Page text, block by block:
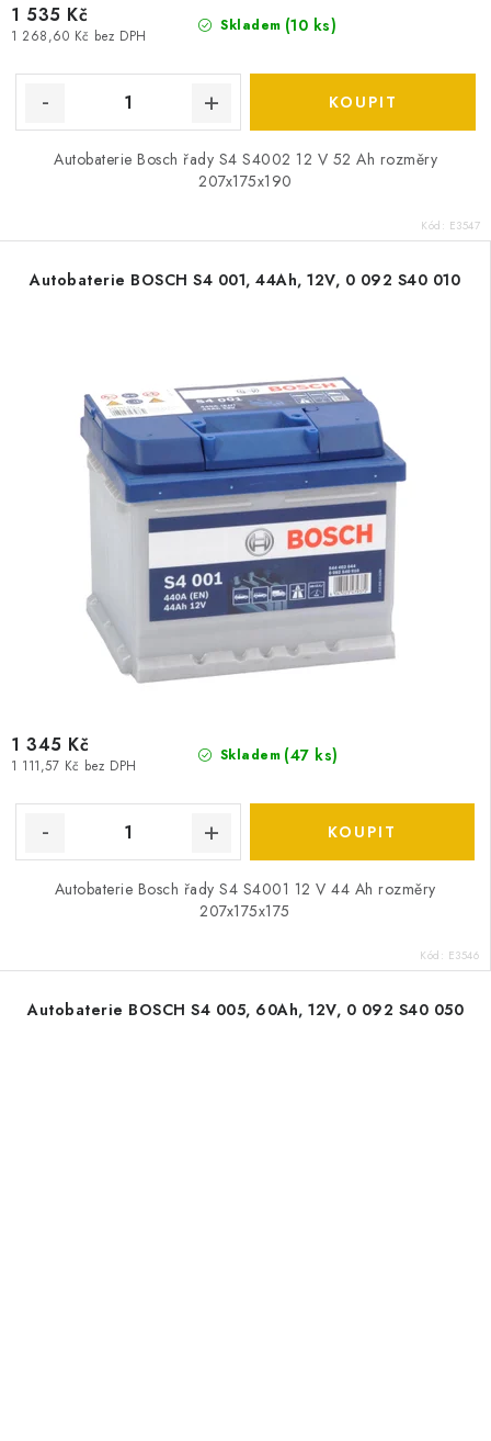
Skladem (10 ks)
1 268,60 Kč bez DPH
1 535 Kč
Autobaterie Bosch řady S4 S4002 12 V 52 Ah rozměry
207x175x190
Kód: E3547
Autobaterie BOSCH S4 001, 44Ah, 12V, 0 092 S40 010
Skladem (47 ks)
1 111,57 Kč bez DPH
1 345 Kč
Autobaterie Bosch řady S4 S4001 12 V 44 Ah rozměry
207x175x175
Kód: E3546
Autobaterie BOSCH S4 005, 60Ah, 12V, 0 092 S40 050